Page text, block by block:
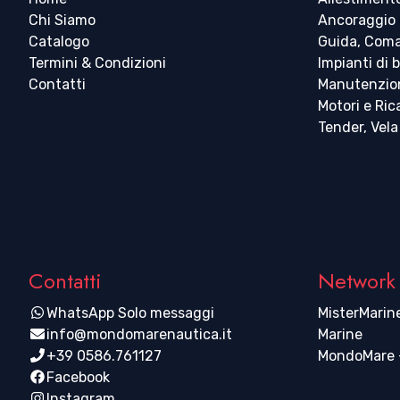
Giranti Vetus
Giranti Volvo
Giranti Westerbeke
Giranti Yanmar
Ogive Maxpower Lewmar Sleipnerjp
Ogive Quick
Chi Siamo
Catalogo
Termini & Condizioni
Contatti
Ancoraggio
Guida,
Impianti di
Motori e
Tender,
Contatti
WhatsApp Solo messaggi
info@mondomarenautica.it
+39 0586.761127
Facebook
Network
Marine